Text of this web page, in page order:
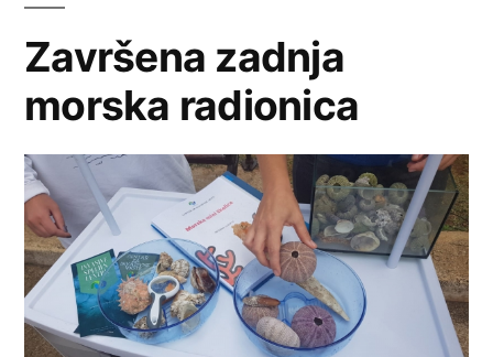
Završena zadnja
morska radionica